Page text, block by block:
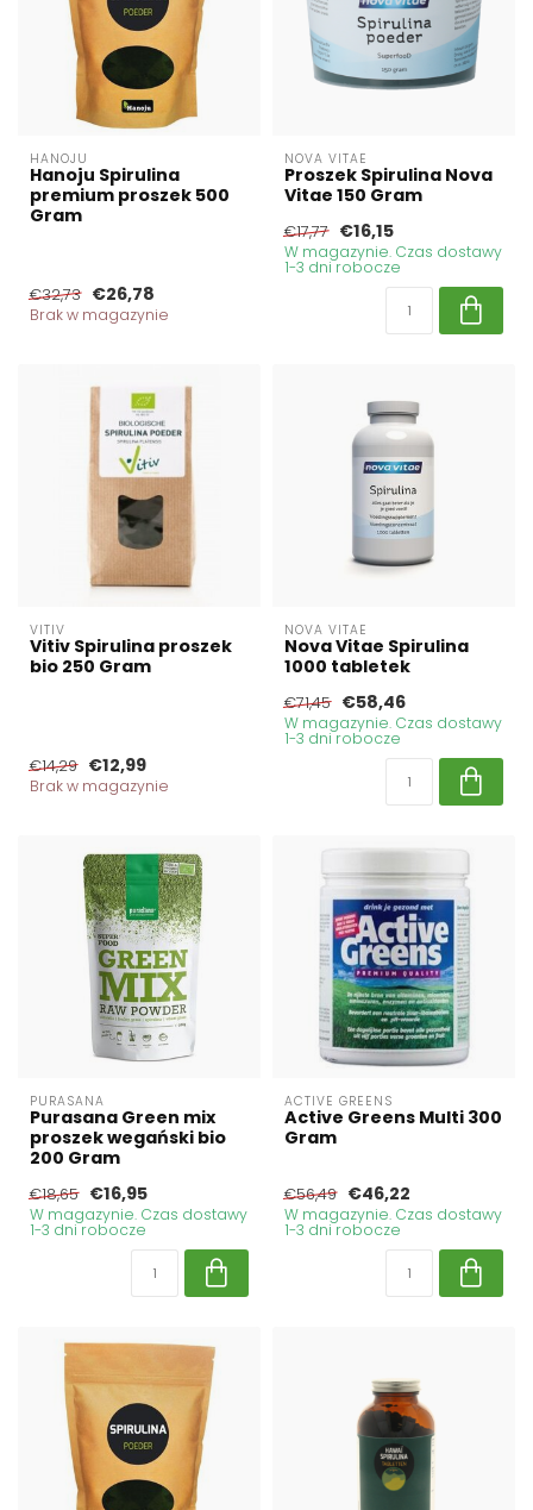
HANOJU
Hanoju Spirulina
premium proszek 500
Gram
€32,73 €26,78
Brak w magazynie
NOVA VITAE
Proszek Spirulina Nova
Vitae 150 Gram
€17,77 €16,15
W magazynie. Czas dostawy
1-3 dni robocze
VITIV
Vitiv Spirulina proszek
bio 250 Gram
€14,29 €12,99
Brak w magazynie
NOVA VITAE
Nova Vitae Spirulina
1000 tabletek
€71,45 €58,46
W magazynie. Czas dostawy
1-3 dni robocze
PURASANA
Purasana Green mix
proszek wegański bio
200 Gram
€18,65 €16,95
W magazynie. Czas dostawy
1-3 dni robocze
ACTIVE GREENS
Active Greens Multi 300
Gram
€56,49 €46,22
W magazynie. Czas dostawy
1-3 dni robocze